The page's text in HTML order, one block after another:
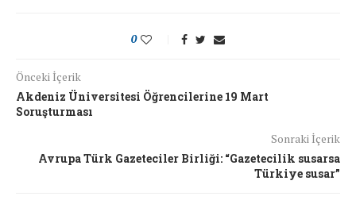
0
Önceki İçerik
Akdeniz Üniversitesi Öğrencilerine 19 Mart
Soruşturması
Sonraki İçerik
Avrupa Türk Gazeteciler Birliği: “Gazetecilik susarsa
Türkiye susar”